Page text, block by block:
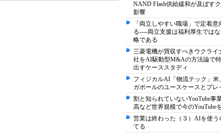
NAND Flash供給緩和が及ぼす
影響
「両立しやすい職場」で定着
る----両立支援は福利厚生では
略である
三菱電機が買収すべきウクライ
社をAI駆動型M&Aの方法論で
出すケーススタディ
フィジカルAI「物流テック」米
ガポールのユースケースとプレ
割と知られていないYouTube事
高など世界規模で今のYouTube
営業は終わった（３）AIを使う
てる